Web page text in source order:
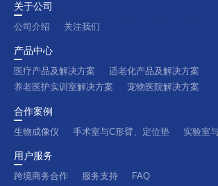
关于公司
公司介绍
关注我们
产品中心
医疗产品及解决方案
适老化产品及解决方案
养老医护实训室解决方案
宠物医院解决方案
合作案例
生物成像仪
手术室与C形臂、定位垫 实验室
用户服务
跨境商务合作
服务支持 FAQ